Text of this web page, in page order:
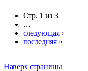
Стр. 1 из 3
…
следующая ›
последняя »
Наверх страницы